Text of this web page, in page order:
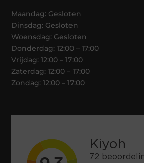
Maandag: Gesloten
Dinsdag: Gesloten
Woensdag: Gesloten
Donderdag: 12:00 – 17:00
Vrijdag: 12:00 – 17:00
Zaterdag: 12:00 – 17:00
Zondag: 12:00 – 17:00